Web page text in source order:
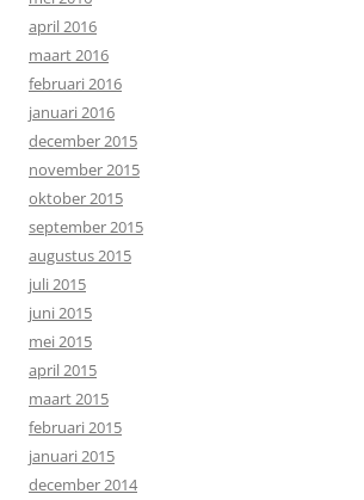
april 2016
maart 2016
februari 2016
januari 2016
december 2015
november 2015
oktober 2015
september 2015
augustus 2015
juli 2015
juni 2015
mei 2015
april 2015
maart 2015
februari 2015
januari 2015
december 2014